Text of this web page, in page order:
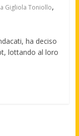
Gigliola Toniollo,
ha deciso
lottando al loro